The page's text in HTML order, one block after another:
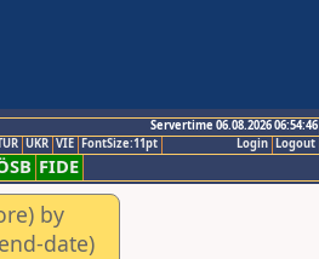
Servertime 06.08.2026 06:54:46
Logout
Login
UKR VIE FontSize:11pt
FIDE
by
date)